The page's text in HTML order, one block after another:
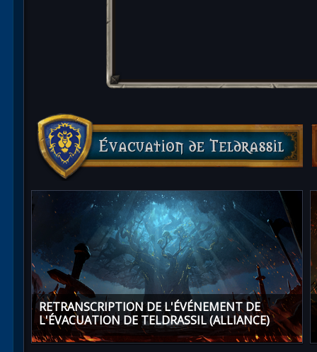
RETRANSCRIPTION DE L'ÉVÉNEMENT DE
L'ÉVACUATION DE TELDRASSIL (ALLIANCE)